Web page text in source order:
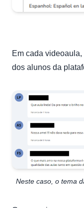
Em cada
dos alunos da
Neste caso, o tema